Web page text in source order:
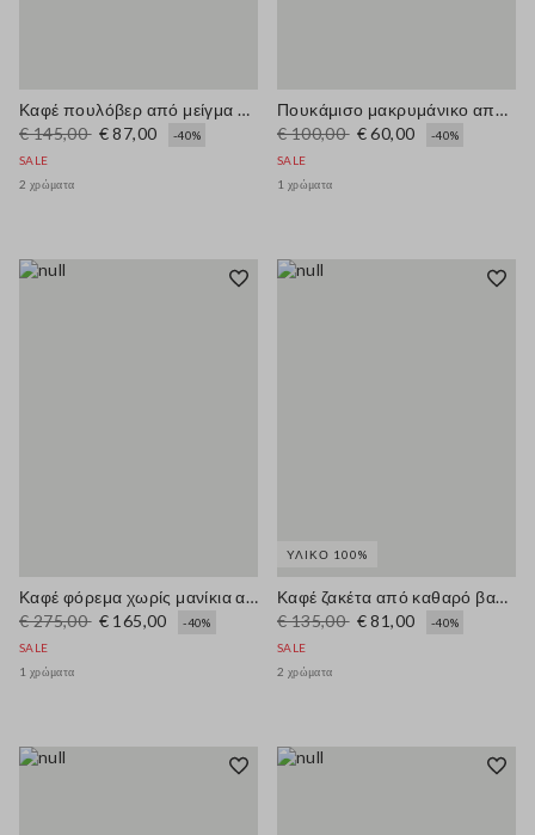
Καφέ πουλόβερ από μείγμα βαμβακιού με κανονική εφαρμογή και καρό σχέδιο
€ 145,00 € 87,00
-40%
SALE
2 χρώματα
Πουκάμισο μακρυμάνικο από καθαρή βισκόζη με πολύχρωμο σχέδιο καρό κανονικής εφαρμογής
€ 100,00 € 60,00
-40%
SALE
1 χρώματα
Καφέ φόρεμα χωρίς μανίκια από γνήσιο δέρμα με στενή εφαρμογή και V-λαιμόκοψη
€ 275,00 € 165,00
-40%
SALE
1 χρώματα
ΥΛΙΚΌ 100%
Καφέ ζακέτα από καθαρό βαμβάκι σε κανονική εφαρμογή με κουμπιά
€ 135,00 € 81,00
-40%
SALE
2 χρώματα